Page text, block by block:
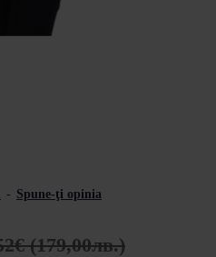
- Spune-ţi opinia
(179,00лв.)